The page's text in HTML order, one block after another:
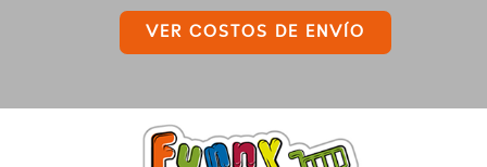
VER COSTOS DE ENVÍO